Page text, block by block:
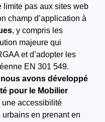
limite pas aux sites web
champ d’application à
, y compris les
majeure qui
et d’adopter les
EN 301 549.
nous avons développé
pour le Mobilier
une accessibilité
en prenant en